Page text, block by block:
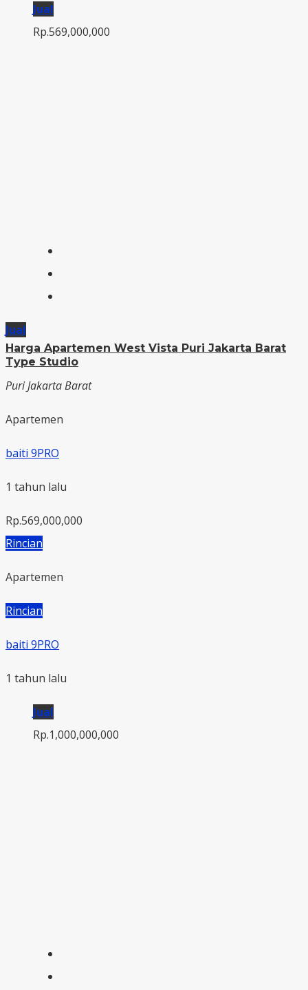
Jual
Rp.569,000,000
Jual
Harga Apartemen West Vista Puri Jakarta Barat
Type Studio
Puri Jakarta Barat
Apartemen
baiti 9PRO
1 tahun lalu
Rp.569,000,000
Rincian
Apartemen
Rincian
baiti 9PRO
1 tahun lalu
Jual
Rp.1,000,000,000